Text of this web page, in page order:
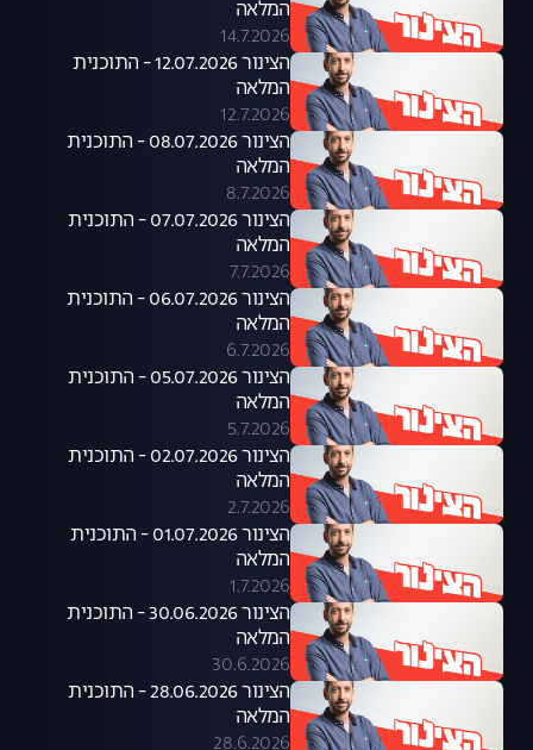
המלאה
14.7.2026
הצינור 12.07.2026 - התוכנית
המלאה
12.7.2026
הצינור 08.07.2026 - התוכנית
המלאה
8.7.2026
הצינור 07.07.2026 - התוכנית
המלאה
7.7.2026
הצינור 06.07.2026 - התוכנית
המלאה
6.7.2026
הצינור 05.07.2026 - התוכנית
המלאה
5.7.2026
הצינור 02.07.2026 - התוכנית
המלאה
2.7.2026
הצינור 01.07.2026 - התוכנית
המלאה
1.7.2026
הצינור 30.06.2026 - התוכנית
המלאה
30.6.2026
הצינור 28.06.2026 - התוכנית
המלאה
28.6.2026